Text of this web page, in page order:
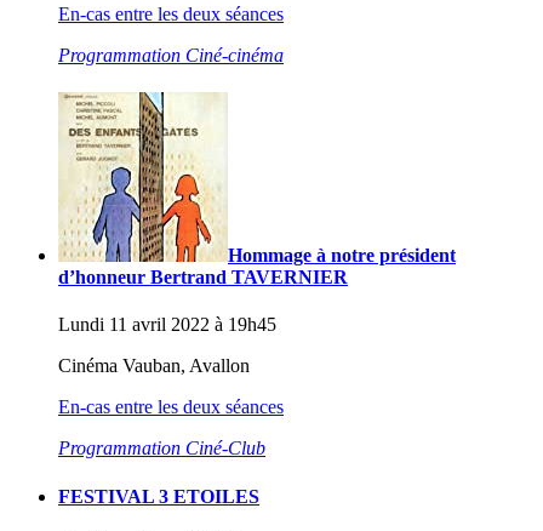
En-cas entre les deux séances
Programmation Ciné-cinéma
Hommage à notre président
d’honneur Bertrand TAVERNIER
Lundi 11 avril 2022 à 19h45
Cinéma Vauban, Avallon
En-cas entre les deux séances
Programmation Ciné-Club
FESTIVAL 3 ETOILES